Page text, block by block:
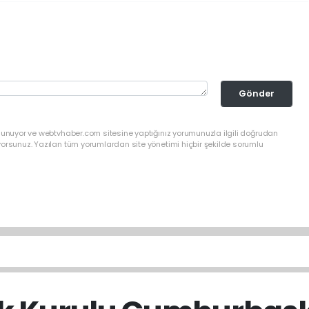
Gönder
ve webtvhaber.com sitesine yaptığınız yorumunuzla ilgili doğrudan
Yazılan tüm yorumlardan site yönetimi hiçbir şekilde sorumlu